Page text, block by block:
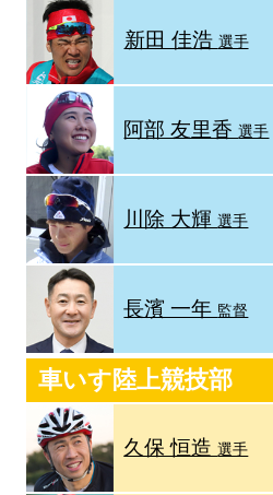
新田 佳浩 選手
阿部 友里香選手
川除 大輝選手
長濱 一年 監督
車いす陸上競技部
久保 恒造選手